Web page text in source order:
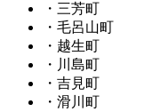
・三芳町
・毛呂山町
・越生町
・川島町
・吉見町
・滑川町